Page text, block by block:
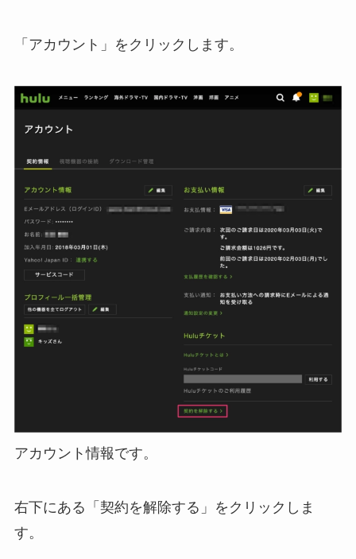
「アカウント」をクリックします。
アカウント情報です。
右下にある「契約を解除する」をクリックしま
す。